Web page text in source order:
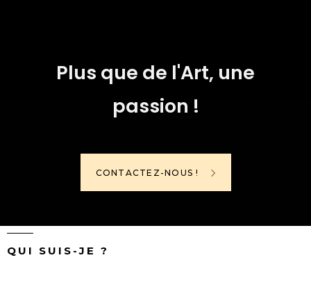
Plus que de l'Art, une
passion !
CONTACTEZ-NOUS !
QUI SUIS-JE ?